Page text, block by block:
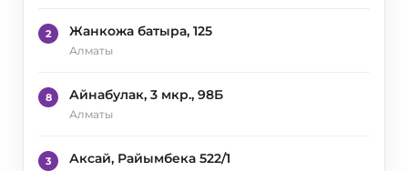
2 Жанкожа батыра, 125
Алматы
8 Айнабулак, 3 мкр., 98Б
Алматы
3 Аксай, Райымбека 522/1